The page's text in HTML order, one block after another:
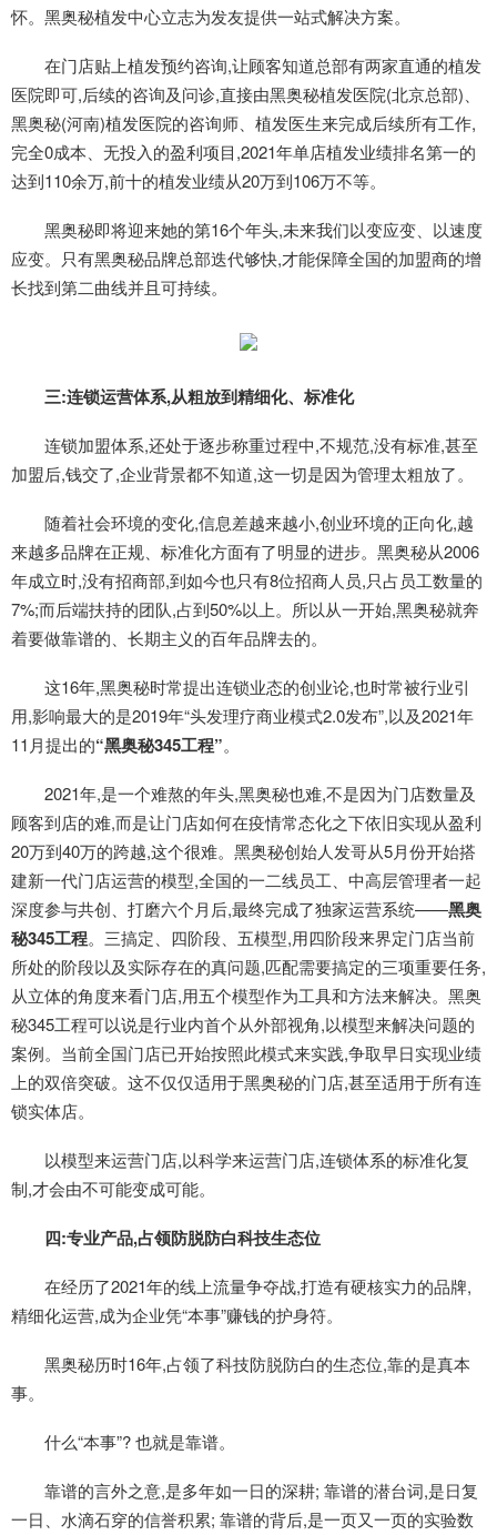
怀。黑奥秘植发中心立志为发友提供一站式解决方案。
在门店贴上植发预约咨询,让顾客知道总部有两家直通的植发
医院即可,后续的咨询及问诊,直接由黑奥秘植发医院(北京总部)、
黑奥秘(河南)植发医院的咨询师、植发医生来完成后续所有工作,
完全0成本、无投入的盈利项目,2021年单店植发业绩排名第一的
达到110余万,前十的植发业绩从20万到106万不等。
黑奥秘即将迎来她的第16个年头,未来我们以变应变、以速度
应变。只有黑奥秘品牌总部迭代够快,才能保障全国的加盟商的增
长找到第二曲线并且可持续。
三:连锁运营体系,从粗放到精细化、标准化
连锁加盟体系,还处于逐步称重过程中,不规范,没有标准,甚至
加盟后,钱交了,企业背景都不知道,这一切是因为管理太粗放了。
随着社会环境的变化,信息差越来越小,创业环境的正向化,越
来越多品牌在正规、标准化方面有了明显的进步。黑奥秘从2006
年成立时,没有招商部,到如今也只有8位招商人员,只占员工数量的
7%;而后端扶持的团队,占到50%以上。所以从一开始,黑奥秘就奔
着要做靠谱的、长期主义的百年品牌去的。
这16年,黑奥秘时常提出连锁业态的创业论,也时常被行业引
用,影响最大的是2019年“头发理疗商业模式2.0发布”,以及2021年
11月提出的“黑奥秘345工程”。
2021年,是一个难熬的年头,黑奥秘也难,不是因为门店数量及
顾客到店的难,而是让门店如何在疫情常态化之下依旧实现从盈利
20万到40万的跨越,这个很难。黑奥秘创始人发哥从5月份开始搭
建新一代门店运营的模型,全国的一二线员工、中高层管理者一起
深度参与共创、打磨六个月后,最终完成了独家运营系统——黑奥
秘345工程。三搞定、四阶段、五模型,用四阶段来界定门店当前
所处的阶段以及实际存在的真问题,匹配需要搞定的三项重要任务,
从立体的角度来看门店,用五个模型作为工具和方法来解决。黑奥
秘345工程可以说是行业内首个从外部视角,以模型来解决问题的
案例。当前全国门店已开始按照此模式来实践,争取早日实现业绩
上的双倍突破。这不仅仅适用于黑奥秘的门店,甚至适用于所有连
锁实体店。
以模型来运营门店,以科学来运营门店,连锁体系的标准化复
制,才会由不可能变成可能。
四:专业产品,占领防脱防白科技生态位
在经历了2021年的线上流量争夺战,打造有硬核实力的品牌,
精细化运营,成为企业凭“本事”赚钱的护身符。
黑奥秘历时16年,占领了科技防脱防白的生态位,靠的是真本
事。
什么“本事”? 也就是靠谱。
靠谱的言外之意,是多年如一日的深耕; 靠谱的潜台词,是日复
一日、水滴石穿的信誉积累; 靠谱的背后,是一页又一页的实验数